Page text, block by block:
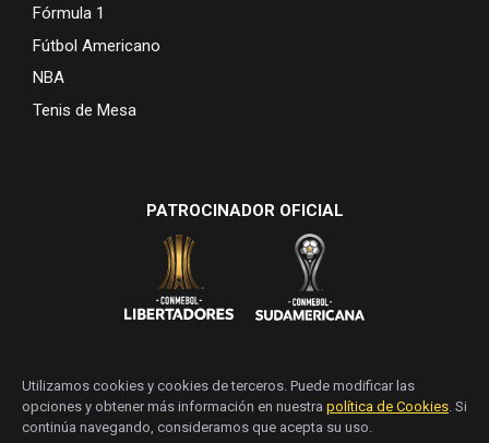
Fórmula 1
Fútbol Americano
NBA
Tenis de Mesa
PATROCINADOR OFICIAL
Utilizamos cookies y cookies de terceros. Puede modificar las
opciones y obtener más información en nuestra política de Cookies . Si
continúa navegando, consideramos que acepta su uso.